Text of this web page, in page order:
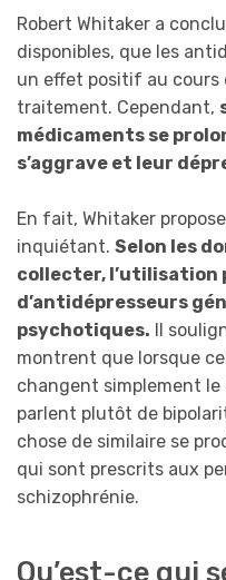
Robert Whitaker a
disponibles, que les
un effet positif au cours
traitement. Cependant,
médicaments se
s’aggrave et leur
En fait, Whitaker
inquiétant. Selon les
collecter, l’utilisation
d’antidépresseurs
psychotiques. Il
montrent que lorsque
changent simplement
parlent plutôt de
chose de similaire se
qui sont prescrits aux
schizophrénie.
Qu’est-ce qui